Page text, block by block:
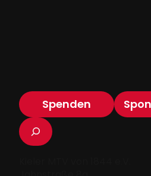
Spenden
Suchen